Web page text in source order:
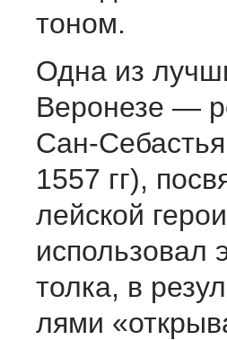
тоном.
Одна из
Веронезе —
Сан-
1557 гг),
лейской
толка, в
лями